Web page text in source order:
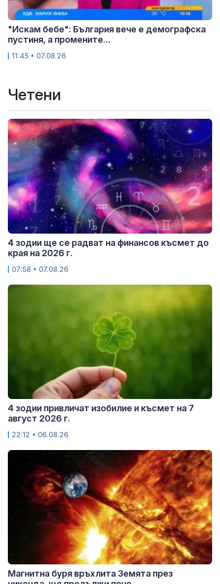
"Искам бебе": България вече е демографска
пустиня, а промените...
11:45 • 07.08.26
Четени
4 зодии ще се радват на финансов късмет до
края на 2026 г.
07:58 • 07.08.26
4 зодии привличат изобилие и късмет на 7
август 2026 г.
22:12 • 06.08.26
Магнитна буря връхлита Земята през